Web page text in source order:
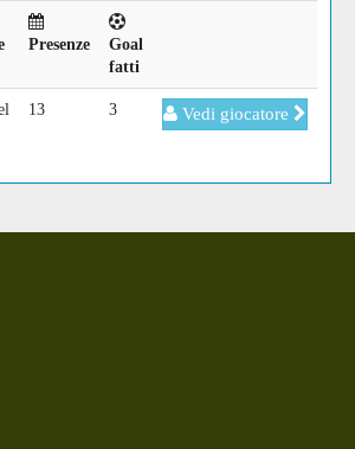
Presenze
Goal
fatti
13 3 Vedi giocatore